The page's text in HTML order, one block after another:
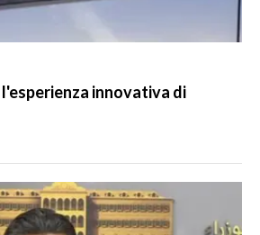
innovativa di